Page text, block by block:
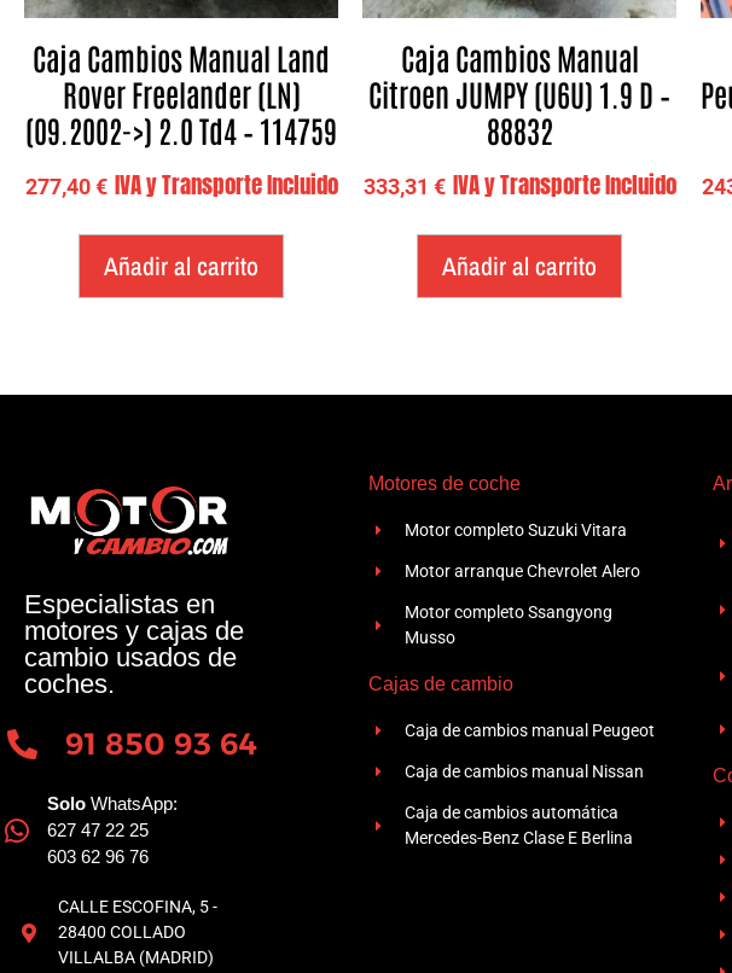
Caja Cambios Manual Land
Rover Freelander (LN)
(09.2002->) 2.0 Td4 – 114759
277,40€ IVA y Transporte Incluido
Añadir al carrito
Caja Cambios Manual
Citroen JUMPY (U6U) 1.9 D –
88832
333,31 € IVA y Transporte Incluido
Añadir al carrito
Especialistas en
motores y cajas de
cambio usados de
coches.
91 850 93 64
Solo WhatsApp:
627 47 22 25
603 62 96 76
CALLE ESCOFINA, 5 -
28400 COLLADO
VILLALBA (MADRID)
Motores de coche
Motor completo Suzuki Vitara
Motor arranque Chevrolet Alero
Motor completo Ssangyong
Musso
Cajas de cambio
Caja de cambios manual Peugeot
Caja de cambios manual Nissan
Caja de cambios automática
Mercedes-Benz Clase E Berlina